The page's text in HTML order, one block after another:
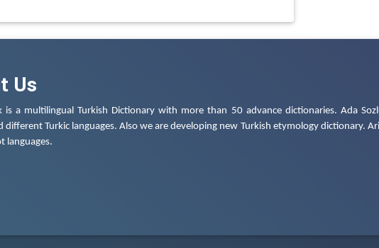
Us
is a multilingual Turkish Dictionary with more than 50 advance dictionaries. Ada
different Turkic languages. Also we are developing new Turkish etymology dictionary.
languages.